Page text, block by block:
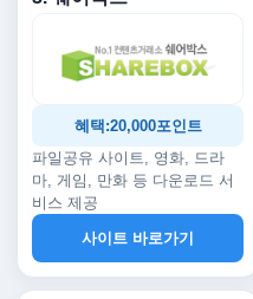
혜택:20,000포인트
파일공유 사이트, 영화, 드라
마, 게임, 만화 등 다운로드 서
비스 제공
사이트 바로가기